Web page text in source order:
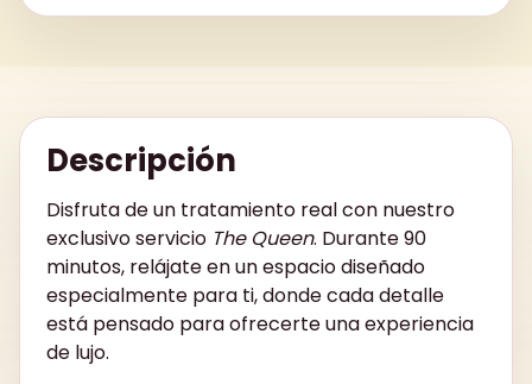
Descripción
Disfruta de un tratamiento real con nuestro
exclusivo servicio The Queen. Durante 90
minutos, relájate en un espacio diseñado
especialmente para ti, donde cada detalle
está pensado para ofrecerte una experiencia
de lujo.